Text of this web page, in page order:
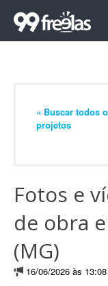
« Buscar todos
projetos
Fotos e
de obra
(MG)
16/06/2026 às 13:08